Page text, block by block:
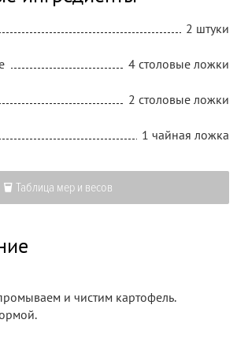
2 штуки
4 столовые ложки
2 столовые ложки
1 чайная ложка
Таблица мер и весов
и чистим картофель.